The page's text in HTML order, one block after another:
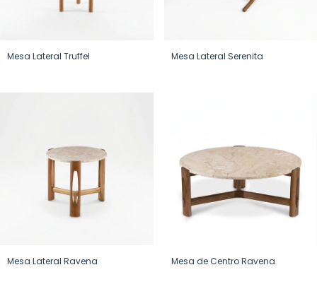
Mesa Lateral Truffel Mesa Lateral Serenita
Mesa Lateral Ravena Mesa de Centro Ravena